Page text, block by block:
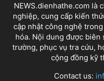
NEWS.dienhathe.com là
nghiệp, cung cấp kiến
cập nhật công nghệ
hóa. Nội dung được
trường, phục vụ tra cứu,
cộng đồng kỹ
Contact us: